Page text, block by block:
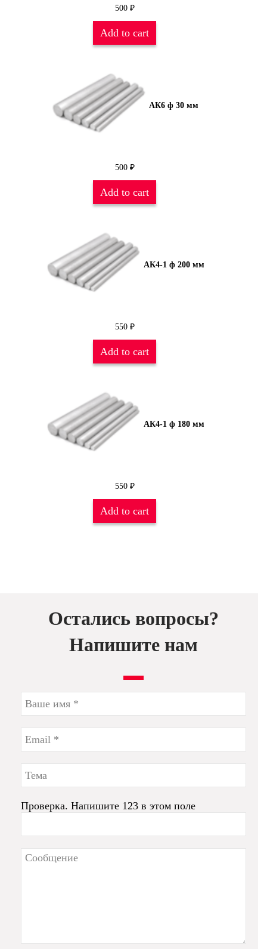
500 ₽
Add to cart
АК6 ф 30 мм
500 ₽
Add to cart
АК4-1 ф 200 мм
550 ₽
Add to cart
АК4-1 ф 180 мм
550 ₽
Add to cart
Остались вопросы?
Напишите нам
Проверка. Напишите 123 в этом поле